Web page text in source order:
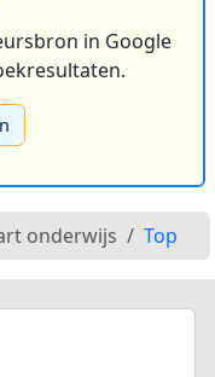
in Google
onderwijs Top